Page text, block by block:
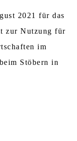
2021 für das
zur Nutzung für
im
Stöbern in